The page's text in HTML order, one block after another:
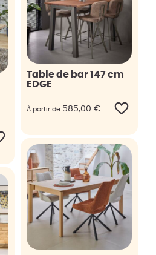
Table de bar 147 cm
EDGE
À partir de 585,00 €